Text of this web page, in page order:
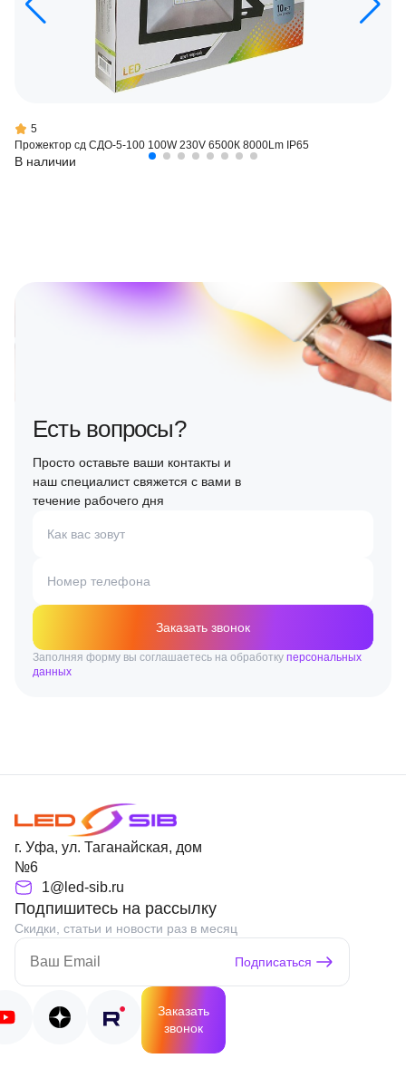
5
Прожектор сд СДО-5-100 100W 230V 6500К 8000Lm IP65
В наличии
Есть вопросы?
Просто оставьте ваши контакты и
наш специалист свяжется с вами в
течение рабочего дня
Как вас зовут
Номер телефона
Заказать звонок
Заполняя форму вы соглашаетесь на обработку персональных
данных
г. Уфа, ул. Таганайская, дом
№6
1@led-sib.ru
Подпишитесь на рассылку
Скидки, статьи и новости раз в месяц
Подписаться
Заказать
звонок